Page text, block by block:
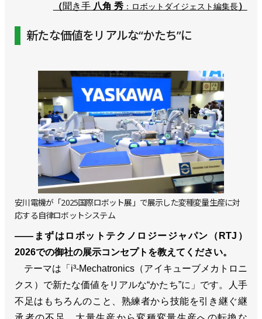
（聞き手八角 秀：ロボットダイジェスト編集長）
新たな価値をリアルな“かたち”に
安川電機が「2025国際ロボット展」で展示した変種変量生産に対
応する自律ロボットシステム
――まずはロボットテクノロジージャパン（RTJ）
2026での御社の展示コンセプトを教えてください。
テーマは「i³-Mechatronics（アイキューブメカトロニ
クス）で新たな価値をリアルな“かたち”に」です。人手
不足はもちろんのこと、熟練者から技能を引き継ぐ継